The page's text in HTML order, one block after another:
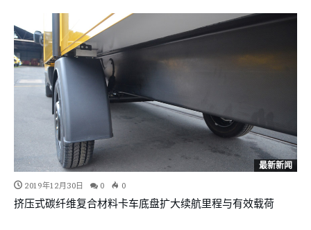
最新新闻
2019年12月30日 0 0
挤压式碳纤维复合材料卡车底盘扩大续航里程与有效载荷